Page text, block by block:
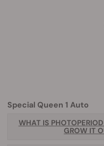
Special Queen 1 Auto
WHAT IS
GROW IT